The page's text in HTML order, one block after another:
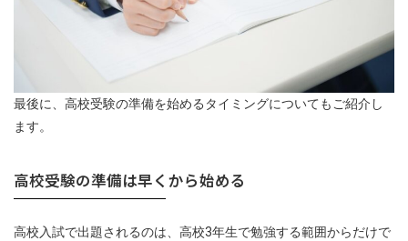
最後に、高校受験の準備を始めるタイミングについてもご紹介し
ます。
高校受験の準備は早くから始める
高校入試で出題されるのは、高校3年生で勉強する範囲からだけで